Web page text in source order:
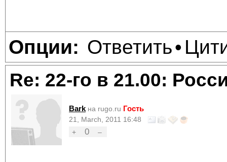
Опции: Ответить•
Re: 22-го в 21.00:
Bark на rugo.ru Гость
21, March, 2011 16:48
+
0 –